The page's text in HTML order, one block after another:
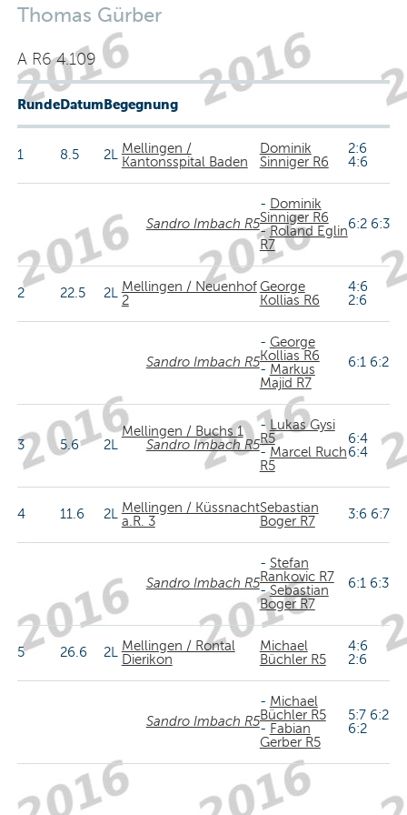
Thomas Gürber
A R6 4.109
RundeDatumBegegnung
1 8.5 2LMellingen /
Kantonsspital Baden
Dominik
Sinniger R6
2:6
4:6
Sandro Imbach R5
- Dominik
Sinniger R6
-Roland Eglin
R7
6:2 6:3
2 22.5 2LMellingen / Neuenhof
2
George
Kollias R6
4:6
2:6
Sandro Imbach R5
- George
Kollias R6
- Markus
Majid R7
6:1 6:2
3 5.6 2L
Mellingen / Buchs 1
Sandro Imbach R5
- Lukas Gysi
R5
- Marcel Ruch
R5
6:4
6:4
4 11.6 2LMellingen / Küssnacht
a.R. 3
Sebastian
Boger R7
3:6 6:7
Sandro Imbach R5
- Stefan
Rankovic R7
-Sebastian
Boger R7
6:1 6:3
5 26.6 2LMellingen / Rontal
Dierikon
Michael
Büchler R5
4:6
2:6
Sandro Imbach R5
- Michael
Büchler R5
- Fabian
Gerber R5
5:7 6:2
6:2